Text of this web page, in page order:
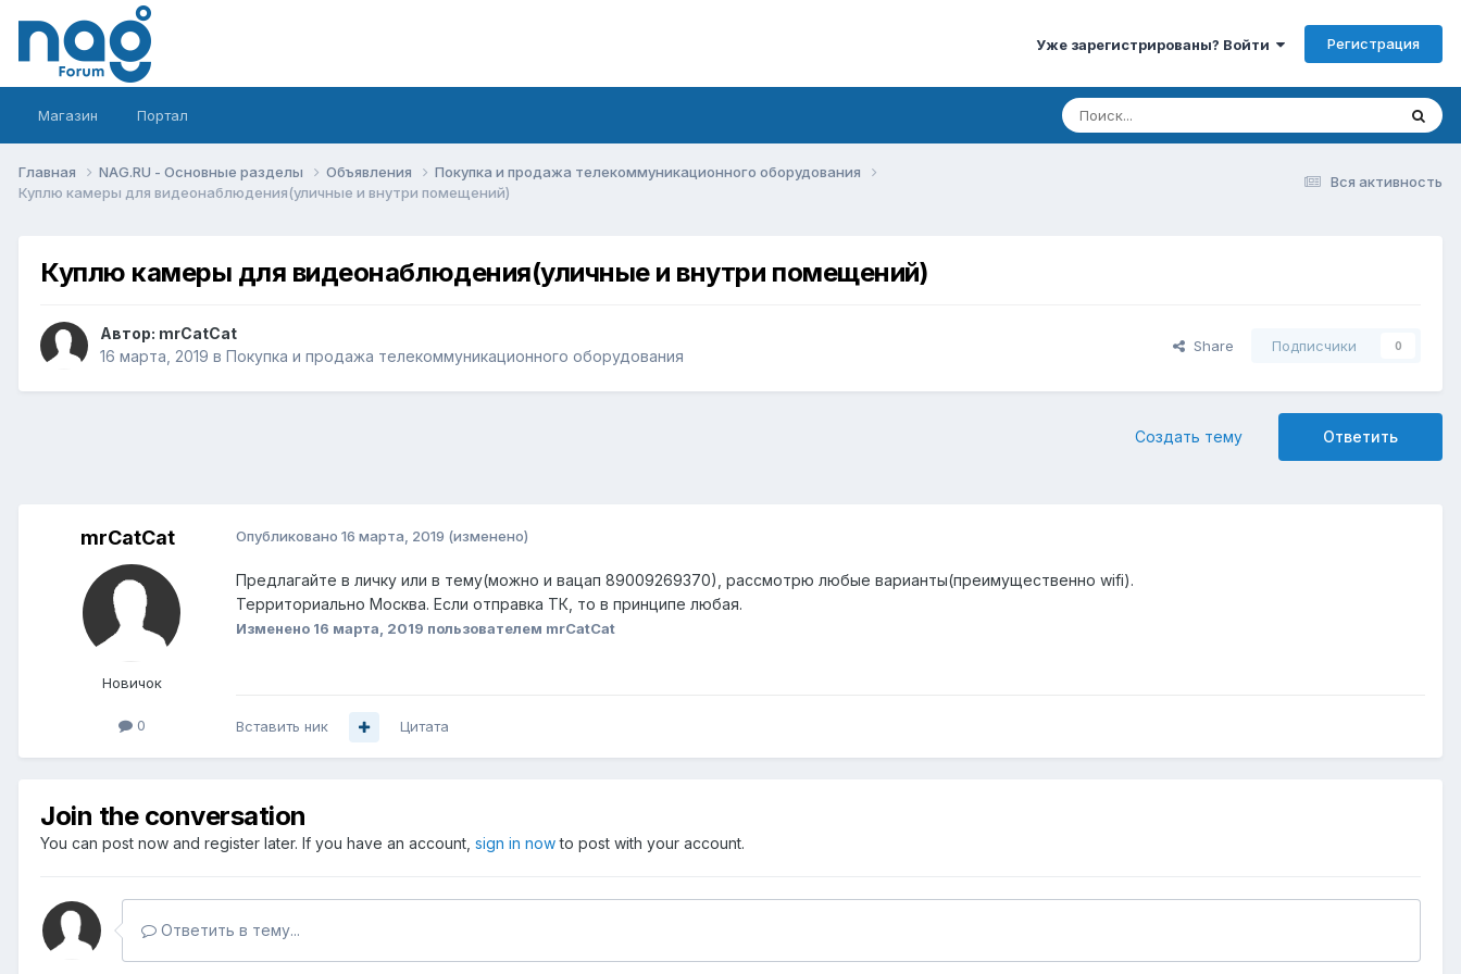
Уже зарегистрированы? Войти Регистрация
Магазин Портал
Вся активность
Главная NAG.RU - Основные разделы Объявления
Покупка и продажа телекоммуникационного оборудования
Куплю камеры для видеонаблюдения(уличные и внутри помещений)
Куплю камеры для видеонаблюдения(уличные и внутри помещений)
Автор: mrCatCat
16 марта, 2019 в Покупка и продажа телекоммуникационного оборудования
Share Подписчики 0
Ответить
Создать тему
mrCatCat
Новичок
0
Опубликовано 16 марта, 2019 (изменено)
Предлагайте в личку или в тему(можно и вацап 89009269370), рассмотрю любые варианты(преимущественно wifi).
Территориально Москва. Если отправка ТК, то в принципе любая.
Изменено 16 марта, 2019 пользователем mrCatCat
Вставить ник Цитата
Join the conversation
You can post now and register later. If you have an account, sign in nowto post with your account.
Ответить в тему...